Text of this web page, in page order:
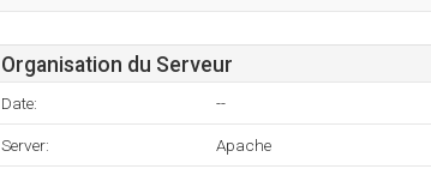
Organisation du Serveur
Date: --
Server: Apache